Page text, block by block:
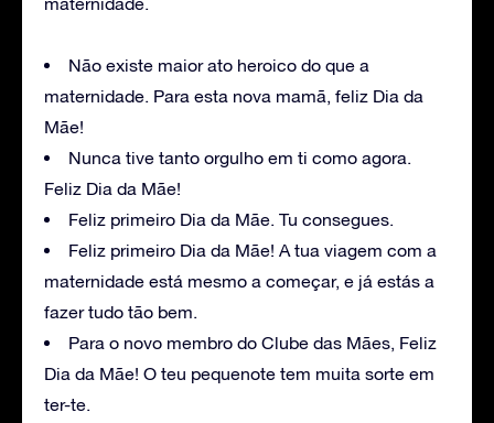
Não existe maior ato heroico do que a
maternidade. Para esta nova mamã, feliz Dia da
Mãe!
Nunca tive tanto orgulho em ti como agora.
Feliz Dia da Mãe!
Feliz primeiro Dia da Mãe. Tu consegues.
Feliz primeiro Dia da Mãe! A tua viagem com a
maternidade está mesmo a começar, e já estás a
fazer tudo tão bem.
Para o novo membro do Clube das Mães, Feliz
Dia da Mãe! O teu pequenote tem muita sorte em
ter-te.